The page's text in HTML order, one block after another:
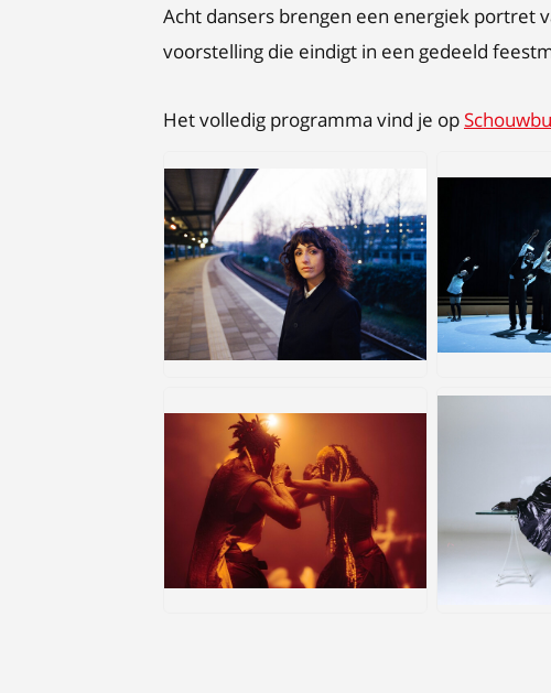
Acht dansers brengen een energiek portret
voorstelling die eindigt in een gedeeld
Het volledig programma vind je op
JPG JPG
JPG JPG